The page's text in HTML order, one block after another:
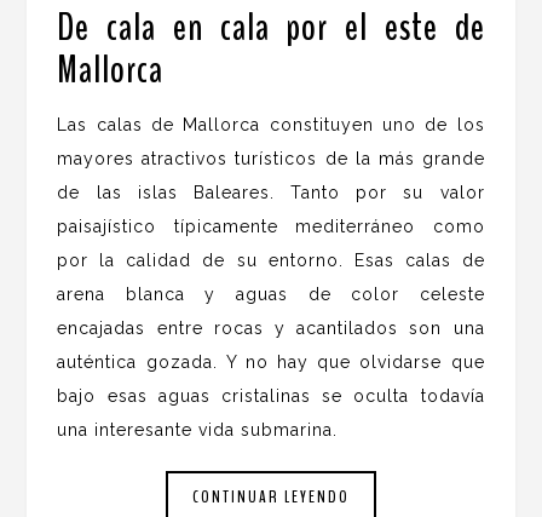
De cala en cala por el este de
Mallorca
Las calas de Mallorca constituyen uno de los
mayores atractivos turísticos de la más grande
de las islas Baleares. Tanto por su valor
paisajístico típicamente mediterráneo como
por la calidad de su entorno. Esas calas de
arena blanca y aguas de color celeste
encajadas entre rocas y acantilados son una
auténtica gozada. Y no hay que olvidarse que
bajo esas aguas cristalinas se oculta todavía
una interesante vida submarina.
CONTINUAR LEYENDO